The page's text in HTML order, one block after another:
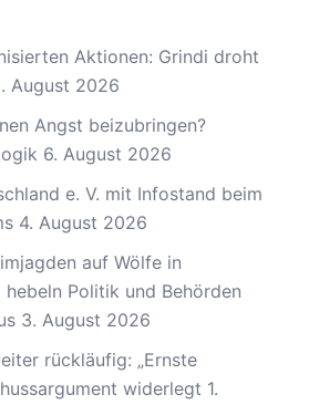
Aktionen: Grindi droht
August 2026
Angst beizubringen?
6. August 2026
e. V. mit Infostand beim
4. August 2026
auf Wölfe in
hebeln Politik und Behörden
3. August 2026
rückläufig: „Ernste
widerlegt 1.